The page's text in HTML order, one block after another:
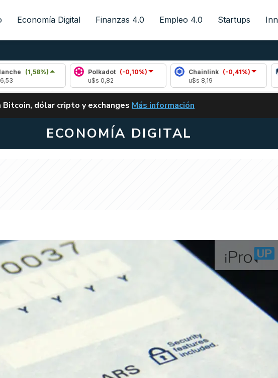
Economía Digital Finanzas 4.0 Empleo 4.0 Startups
Polkadot
(-0,10%)
Chainlink
(-0,41%)
dólar cripto y exchanges CLARITY ACT EN ARGENTINA:
Más información
ECONOMÍA DIGITAL